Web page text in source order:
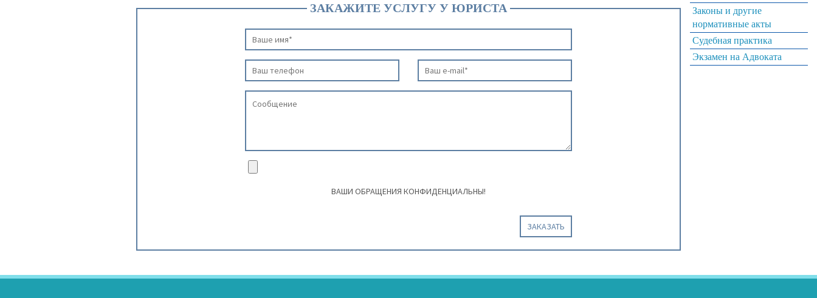
ЗАКАЖИТЕ УСЛУГУ У ЮРИСТА
ВАШИ ОБРАЩЕНИЯ КОНФИДЕНЦИАЛЬНЫ!
ЗАКАЗАТЬ
Законы и другие
нормативные акты
Судебная практика
Экзамен на Адвоката